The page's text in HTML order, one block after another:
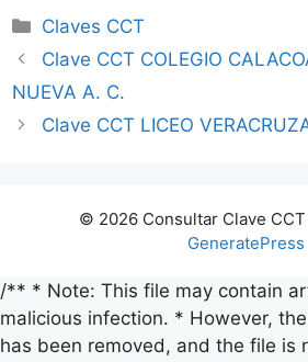
Categorías
Claves CCT
Clave CCT COLEGIO
NUEVA A. C.
Clave CCT LICEO
© 2026 Consultar Clave CCT
GeneratePress
/** * Note: This file may contain
malicious infection. * However,
has been removed, and the file is